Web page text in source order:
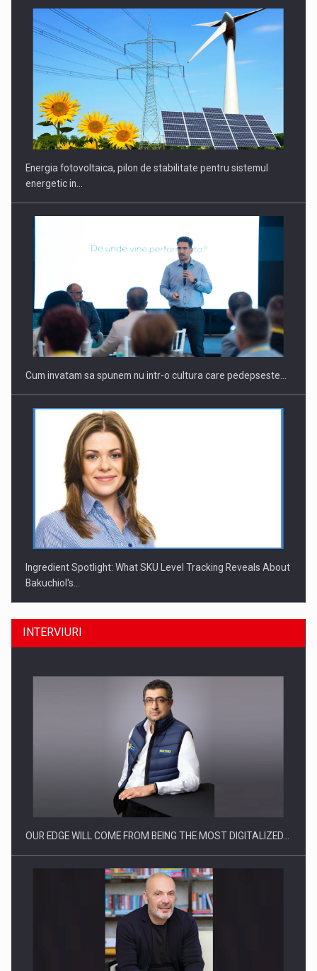
CEO Conference - Shaping The Future - Technology and…
Webinar - Business Evolution-RETHINK STRATEGY-Finantare
Investitii Digitalizare
Energia fotovoltaica, pilon de stabilitate pentru sistemul
energetic in…
Cum invatam sa spunem nu intr-o cultura care pedepseste…
Ingredient Spotlight: What SKU Level Tracking Reveals About
Bakuchiol's…
Producatorii si comerciantii care nu se supun noilor
INTERVIURI
OUR EDGE WILL COME FROM BEING THE MOST DIGITALIZED…